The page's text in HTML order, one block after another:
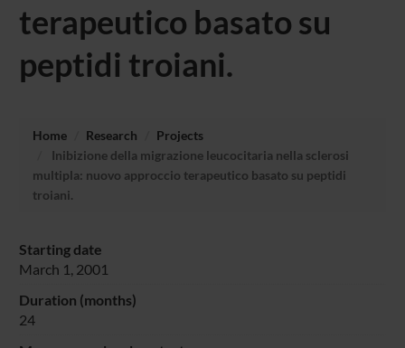
terapeutico basato su
peptidi troiani.
Home Research
Projects
Inibizione della migrazione leucocitaria nella sclerosi
multipla: nuovo approccio terapeutico basato su peptidi
troiani.
Starting date
March 1, 2001
Duration (months)
24